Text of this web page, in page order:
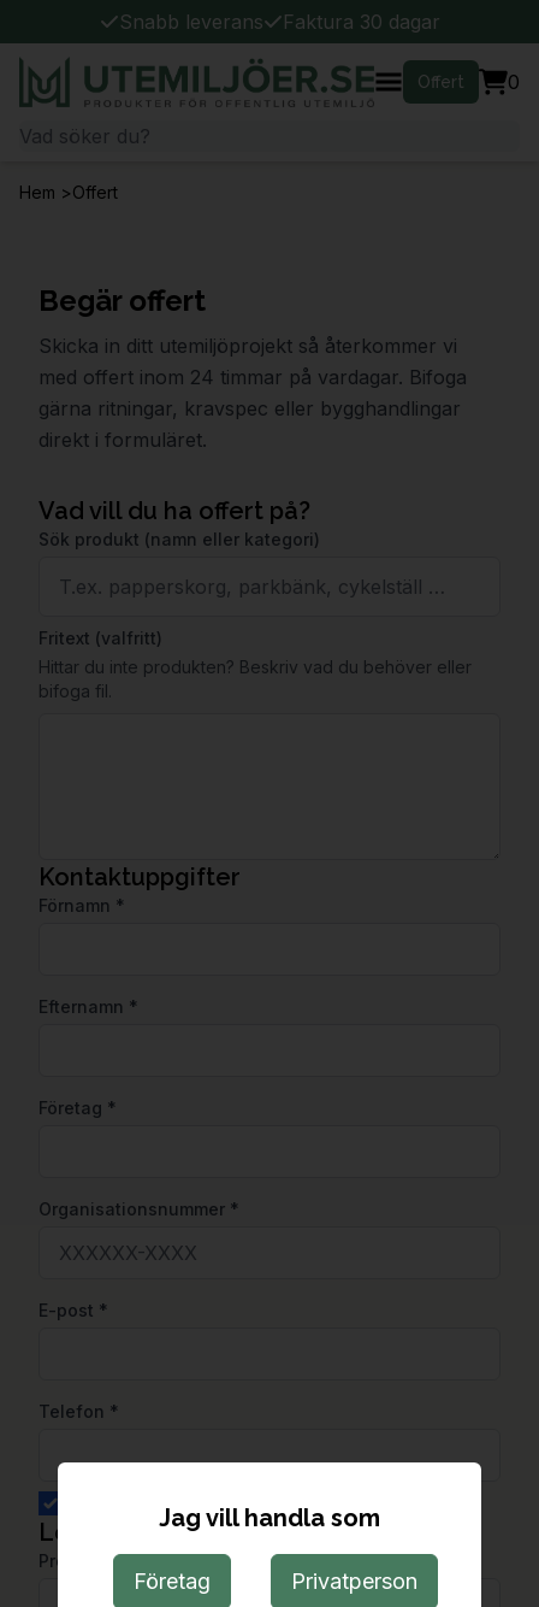
Snabb leverans Faktura 30 dagar
Offert 0
Hem >Offert
Begär offert
Skicka in ditt utemiljöprojekt så återkommer vi
med offert inom 24 timmar på vardagar. Bifoga
gärna ritningar, kravspec eller bygghandlingar
direkt i formuläret.
Vad vill du ha offert på?
Sök produkt (namn eller kategori)
Fritext (valfritt)
Hittar du inte produkten? Beskriv vad du behöver eller
bifoga fil.
Kontaktuppgifter
Förnamn *
Efternamn *
Företag *
Organisationsnummer *
E-post *
Telefon *
Leverans
Projektnamn
Jag vill handla som
Företag Privatperson